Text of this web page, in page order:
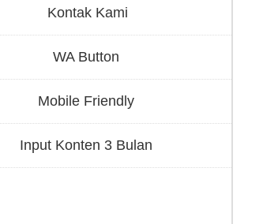
Kontak Kami
WA Button
Mobile Friendly
Input Konten 3 Bulan